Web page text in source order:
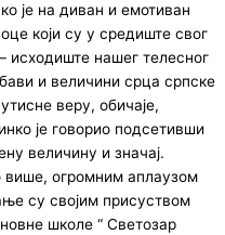
је на диван и емотиван
који су у средиште свог
исходиште нашег телесног
и величини срца српске
веру, обичаје,
је говорио подсетивши
величину и значај.
више, огромним аплаузом
су својим присуством
школе “ Светозар